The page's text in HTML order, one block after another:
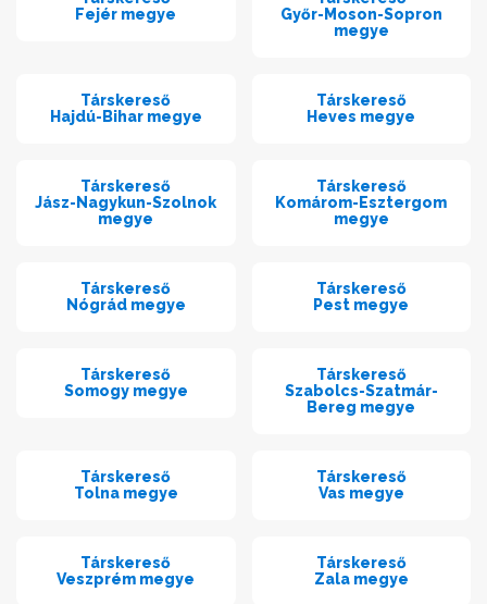
Fejér megye
Győr-Moson-Sopron
megye
Társkereső
Hajdú-Bihar megye
Társkereső
Heves megye
Társkereső
Jász-Nagykun-Szolnok
megye
Társkereső
Komárom-Esztergom
megye
Társkereső
Nógrád megye
Társkereső
Pest megye
Társkereső
Somogy megye
Társkereső
Szabolcs-Szatmár-
Bereg megye
Társkereső
Tolna megye
Társkereső
Vas megye
Társkereső
Veszprém megye
Társkereső
Zala megye